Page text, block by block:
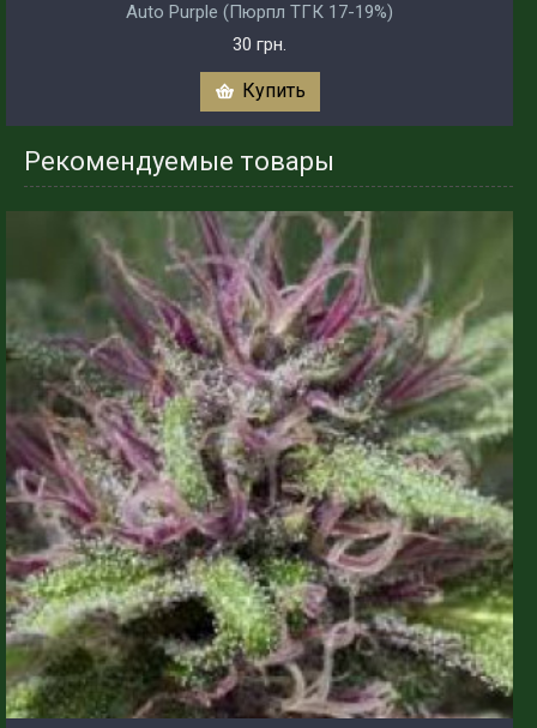
Auto Purple (Пюрпл ТГК 17-19%)
30 грн.
Купить
Рекомендуемые товары